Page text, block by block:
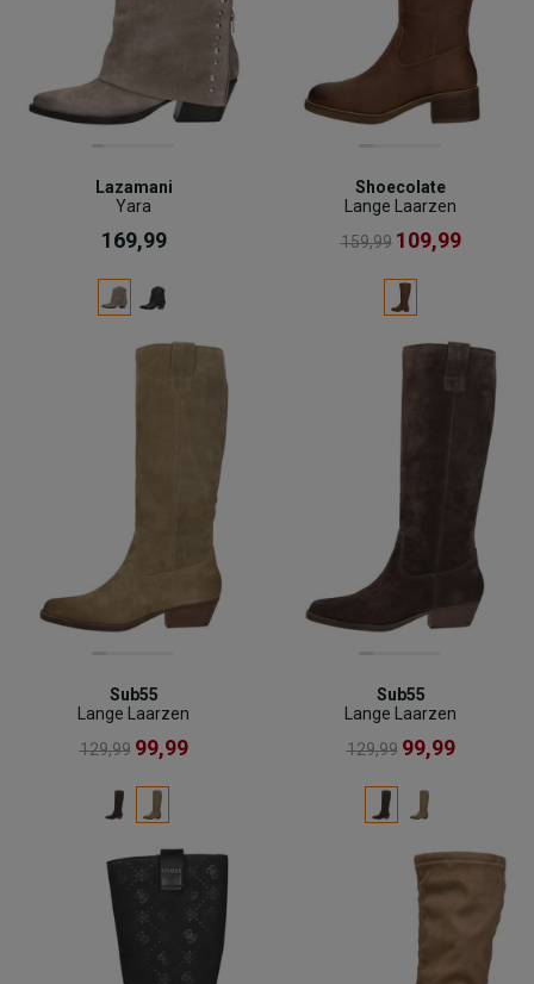
Lazamani
Yara
169,99
Shoecolate
Lange Laarzen
159,99 109,99
Sub55
Lange Laarzen
129,99 99,99
Sub55
Lange Laarzen
129,99 99,99